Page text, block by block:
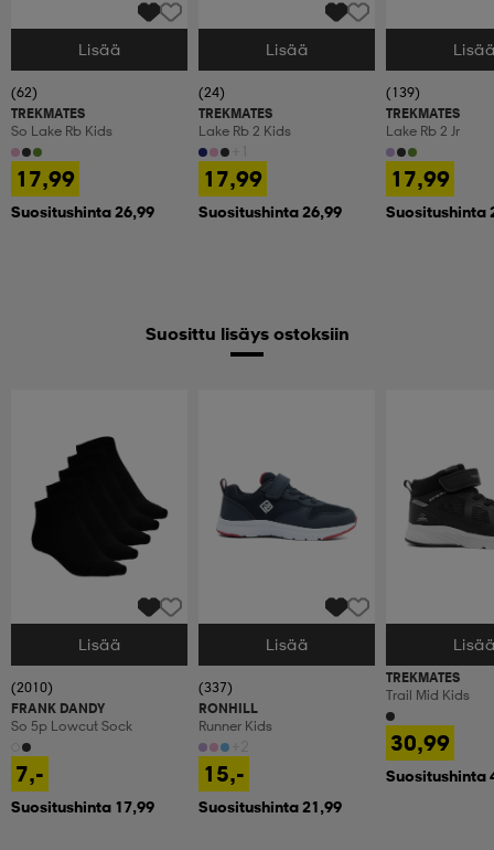
Valitse Koko
Lisää
(62)
TREKMATES
So Lake Rb Kids
17,99
Suositushinta 26,99
Valitse Koko
Lisää
(24)
TREKMATES
Lake Rb 2 Kids
17,99
Suositushinta 26,99
Valitse Koko
(139)
TREKMATES
Lake Rb 2 Jr
17,99
Suositushinta
Suosittu lisäys ostoksiin
Valitse Koko
Lisää
(2010)
FRANK DANDY
So 5p Lowcut Sock
7,-
Suositushinta 17,99
Valitse Koko
Lisää
(337)
RONHILL
Runner Kids
15,-
Suositushinta 21,99
Valitse Koko
TREKMATES
Trail Mid Kids
30,99
Suositushinta